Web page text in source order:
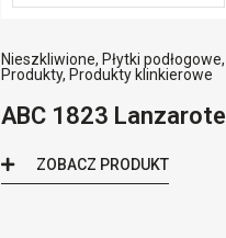
Nieszkliwione, Płytki podłogowe,
Produkty, Produkty klinkierowe
ABC 1823 Lanzarote
ZOBACZ PRODUKT